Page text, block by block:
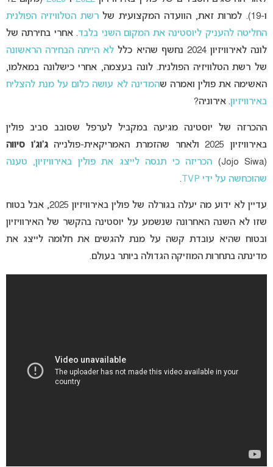
ו-19). למרות זאת, הוועדה המקצועית של
רשת הטלוויזיה הפולנית
החליטה להעניק ליוסטינה את המקום השני בלבד. אחרי בחירתה של
לונה לאירוויזיון 2024 נחשף שהיא כלל
לא הייתה הבחירה הראשונה
של רשת הטלוויזיה הפולנית. לונה בעצמה, אחרי כישלונה במאלמו,
האשימה את פולין ואמרה שהמדינה לא עושה כלום על מנת להצליח
באירוויזיון. אירוניה?
ההכרזה של יוסטינה מגיעה במקביל לערפל שסובב סביב פולין
באירוויזיון 2025 ולאחר שהזמרת האמריקאית-פולנייה
ג’וג’ו סיווה
(Jojo Siwa)
הכריזה כי תנסה לייצג את פולין באירוויזיון, טענה
שהוכחשה על ידי TVP
.
עדיין לא ידוע מה יעלה בגורלה של פולין באירוויזיון 2025, אבל בטוח
שזו לא השנה האחרונה שנשמע על יוסטינה בהקשר של האירוויזיון
ובטוח שהיא עובדת קשה על מנת להגשים את חלומה לייצג את
מדינתה בתחרות המוזיקה הגדולה ביותר בעולם.